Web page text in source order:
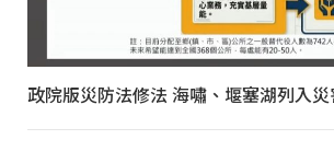
政院版災防法修法 海嘯、堰塞湖列入災